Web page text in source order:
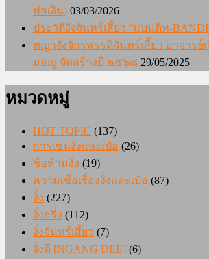
พ่อเงิน) 03/03/2026
ประวัติงั่งจันทร์เสี้ยว “แบนดิท-
พญางั่งจักรพรรดิจันทร์เสี้ยว อาจารย์
มอญ จัดสร้างปี ๒๕๖๘ 29/05/2025
หมวดหมู่
HOT TOPIC (137)
การเซ่นงั่งและเป๋อ (26)
ข้อห้ามงั่ง (19)
ความเชื่อเรื่องงั่งและเป๋อ (87)
งั่ง (227)
งั่งกริ่ง (112)
งั่งจันทร์เสี้ยว (7)
งั่งดี [NGANG DEE] (6)